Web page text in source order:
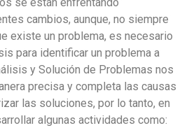
se están enfrentando
cambios, aunque, no siempre
existe un problema, es necesario
para identificar un problema a
y Solución de Problemas nos
precisa y completa las causas
las soluciones, por lo tanto, en
algunas actividades como: